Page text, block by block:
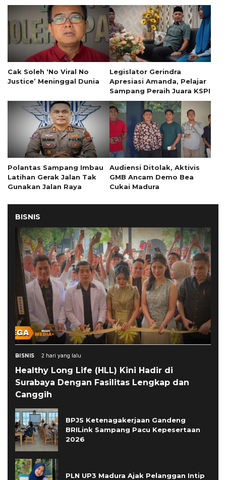
Tumor 13 Tahun
Cak Soleh ‘No Viral No
Justice’ Meninggal Dunia
Legislator Gerindra
Apresiasi Amanda, Pelajar
Sampang Peraih Juara KSPI
Polantas Sampang Imbau
Latihan Gerak Jalan Tak
Gunakan Jalan Raya
Audiensi Ditolak, Aktivis
GMB Ancam Demo Bea
Cukai Madura
BISNIS
BISNIS 2 hari yang lalu
Healthy Long Life (HLL) Kini Hadir di
Surabaya Dengan Fasilitas Lengkap dan
Canggih
BPJS Ketenagakerjaan Gandeng
BRILink Sampang Pacu Kepesertaan
2026
PLN UP3 Madura Ajak Pelanggan Intip